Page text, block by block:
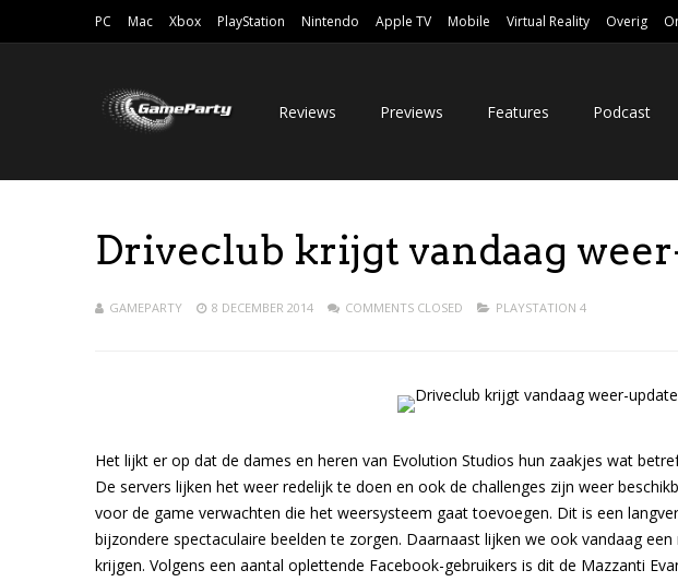
PC Mac Xbox PlayStation Nintendo Apple TV Mobile Virtual Reality Overig
Reviews Previews Features Podcast
Driveclub krijgt vandaag
GAMEPARTY 8 DECEMBER 2014 COMMENTS CLOSED PLAYSTATION 4
Het lijkt er op dat de dames en heren van Evolution Studios hun zaakjes wat
De servers lijken het weer redelijk te doen en ook de challenges zijn weer
voor de game verwachten die het weersysteem gaat toevoegen. Dit is een
bijzondere spectaculaire beelden te zorgen. Daarnaast lijken we ook vandaag
krijgen. Volgens een aantal oplettende Facebook-gebruikers is dit de Mazzanti